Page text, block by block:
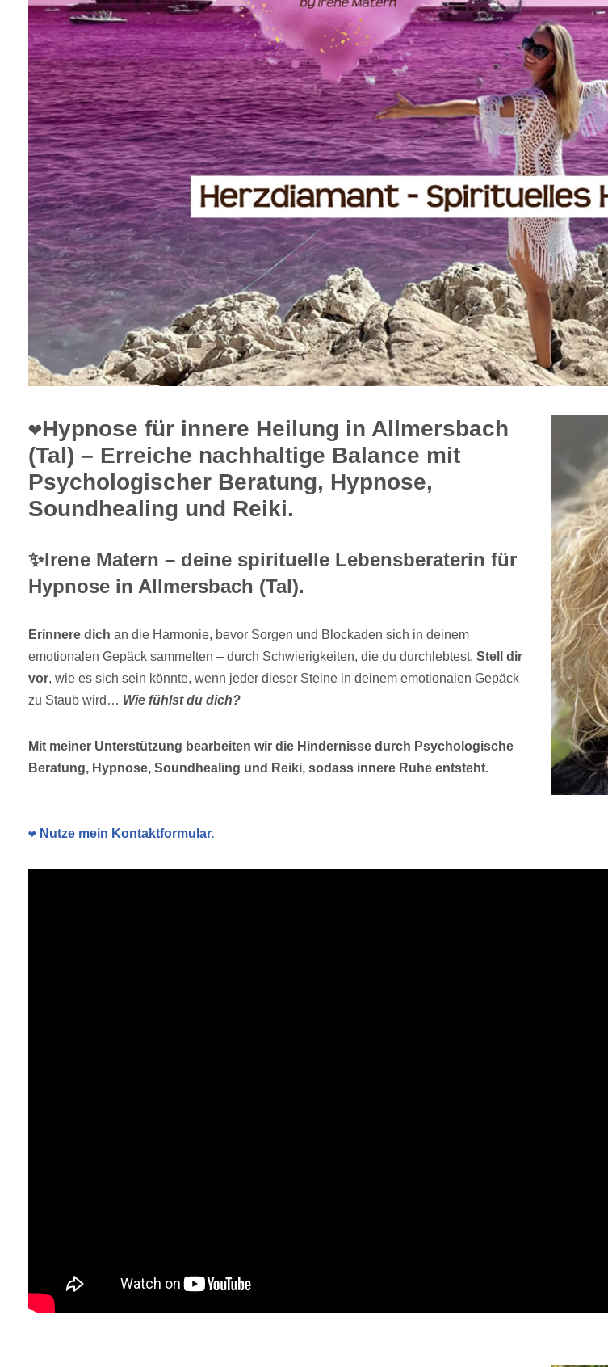
❤️Hypnose für innere Heilung in Allmersbach
(Tal) – Erreiche nachhaltige Balance mit
Psychologischer Beratung, Hypnose,
Soundhealing und Reiki.
✨Irene Matern – deine spirituelle Lebensberaterin für
Hypnose in Allmersbach (Tal).
Erinnere dich an die Harmonie, bevor Sorgen und Blockaden sich in deinem
emotionalen Gepäck sammelten – durch Schwierigkeiten, die du durchlebtest. Stell dir
vor, wie es sich sein könnte, wenn jeder dieser Steine in deinem emotionalen Gepäck
zu Staub wird… Wie fühlst du dich?
Mit meiner Unterstützung bearbeiten wir die Hindernisse durch Psychologische
Beratung, Hypnose, Soundhealing und Reiki, sodass innere Ruhe entsteht.
❤️ Nutze mein Kontaktformular.